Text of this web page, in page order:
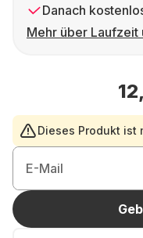
Danach
Mehr über Laufzeit
Dieses Produkt ist
E-Mail